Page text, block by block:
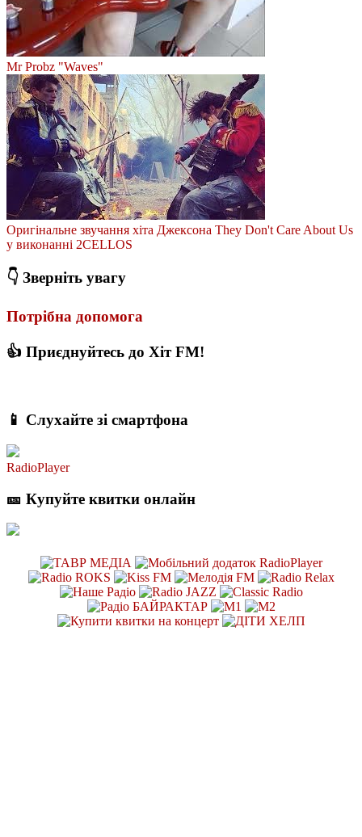
Mr Probz "Waves"
Оригінальне звучання хіта Джексона They Don't Care About Us
у виконанні 2CELLOS
👇 Зверніть увагу
Потрібна допомога
👍 Приєднуйтесь до Хіт FM!
📱 Слухайте зі смартфона
RadioPlayer
🎫 Купуйте квитки онлайн